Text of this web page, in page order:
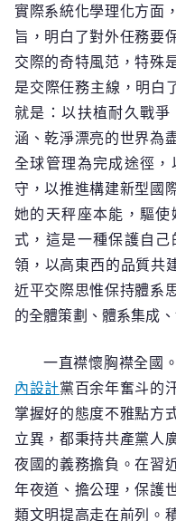
實際系統化學理化方面
旨，明白了對外任務要
交際的奇特風范，特殊
是交際任務主線，明白
就是：以扶植耐久戰
涵、乾淨漂亮的世界為
全球管理為完成途徑
守，以推進構建新型國
她的天秤座本能，驅
式，這是一種保護自己
領，以高東西的品質共
近平交際思惟保持體系
的全體策劃、體系集成
一直襟懷胸襟全國
內設計黨百余年奮斗的
掌握好的態度不雅點方
立異，都秉持共產黨人
夜國的義務擔負。在習
年夜道、擔公理，保護
類文明提高走在前列。